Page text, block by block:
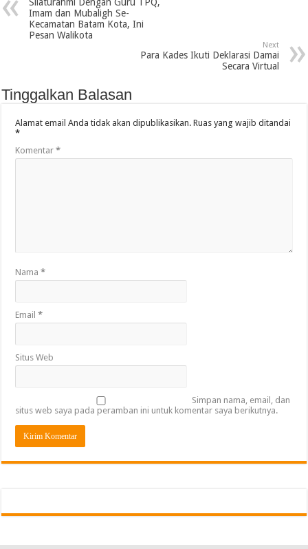
Silaturahmi Dengan Guru TPQ,
Imam dan Mubaligh Se-
Kecamatan Batam Kota, Ini
Pesan Walikota
Next
Para Kades Ikuti Deklarasi Damai
Secara Virtual
Tinggalkan Balasan
Alamat email Anda tidak akan dipublikasikan. Ruas yang wajib ditandai
*
Komentar*
Nama*
Email*
Situs Web
Simpan nama, email, dan
situs web saya pada peramban ini untuk komentar saya berikutnya.